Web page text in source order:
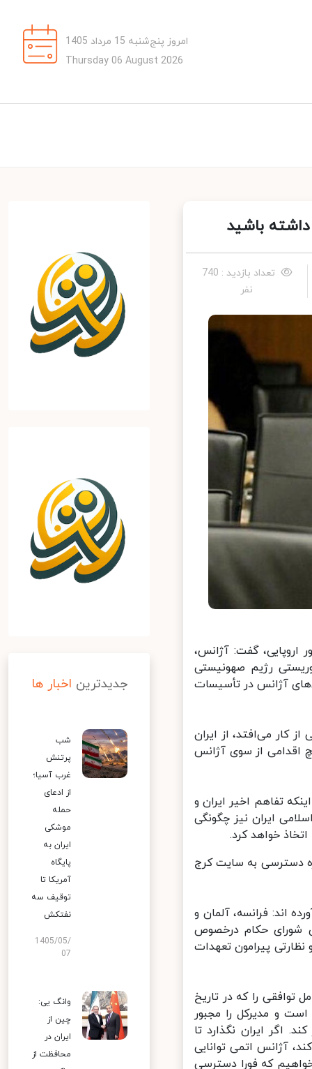
امروز پنج‌شنبه 15 مرداد 1405
Thursday 06 August 2026
باشید
تعداد بازدید : 740
نفر
گفت: آژانس،
رژیم صهونیستی
آژانس در تأسیسات
می‌افتد، از ایران
اقدامی از سوی آژانس
تفاهم اخیر ایران و
ایران نیز چگونگی
خواهد کرد.
دسترسی به سایت کرج
‌اند: فرانسه، آلمان و
۲۶ سپتامبر به اعضای شورای حکام درخصوص
پیرامون تعهدات
را که در تاریخ
و مدیرکل را مجبور
ایران نگذارد تا
آژانس اتمی توانایی
که فورا دسترسی
جدیدترین اخبار ها
شب
پرتنش
غرب آسیا؛
از ادعای
حمله
موشکی
ایران به
پایگاه
آمریکا تا
توقیف سه
نفتکش
1405/05/
07
وانگ یی:
چین از
ایران در
محافظت از